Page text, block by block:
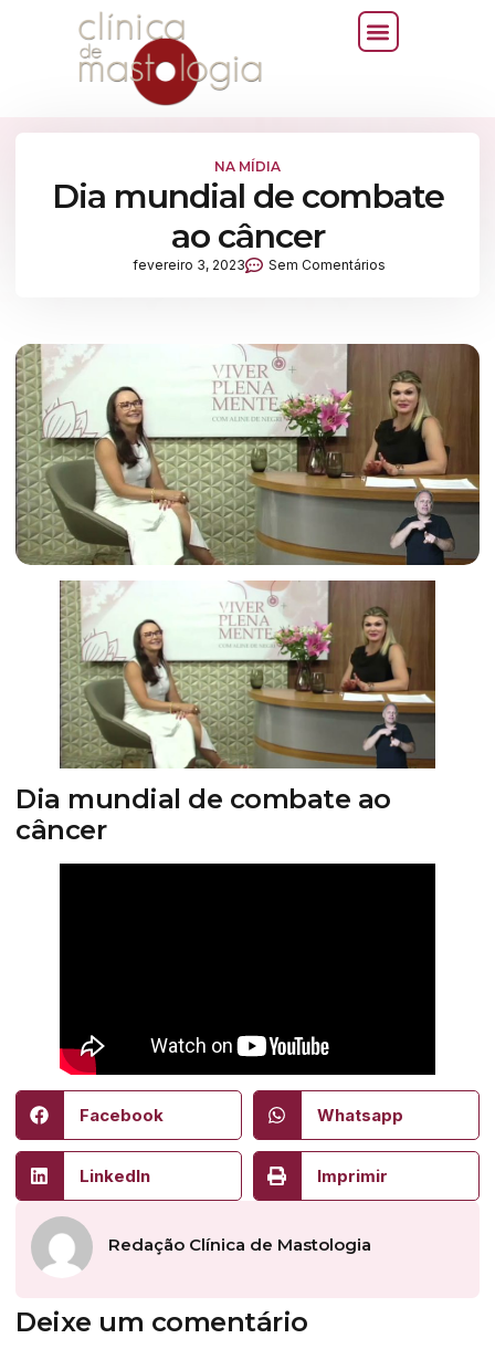
NA MÍDIA
Dia mundial de combate
ao câncer
fevereiro 3, 2023 Sem Comentários
Dia mundial de combate ao
câncer
Facebook Whatsapp
LinkedIn Imprimir
Redação Clínica de Mastologia
Deixe um comentário